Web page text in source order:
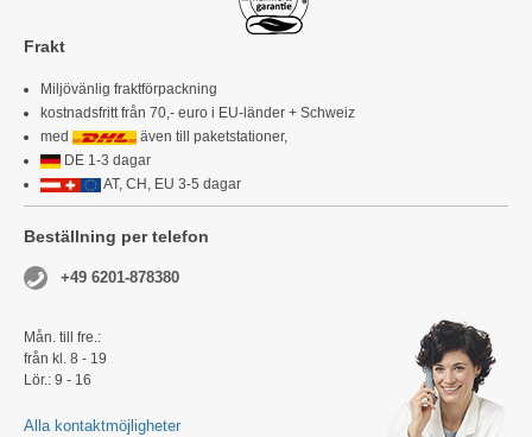
Frakt
Miljövänlig fraktförpackning
kostnadsfritt från 70,- euro i EU-länder + Schweiz
med
även till paketstationer,
DE 1-3 dagar
AT, CH, EU 3-5 dagar
Beställning per telefon
+49 6201-878380
Mån. till fre.:
från kl. 8 - 19
Lör.: 9 - 16
Alla kontaktmöjligheter